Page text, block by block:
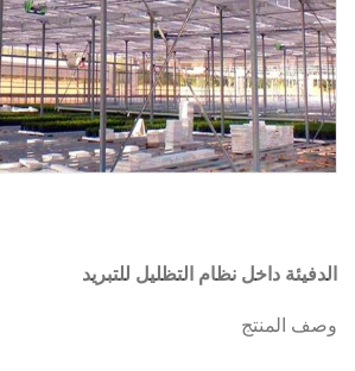
الدفيئة داخل نظام التظليل للتبريد
وصف المنتج